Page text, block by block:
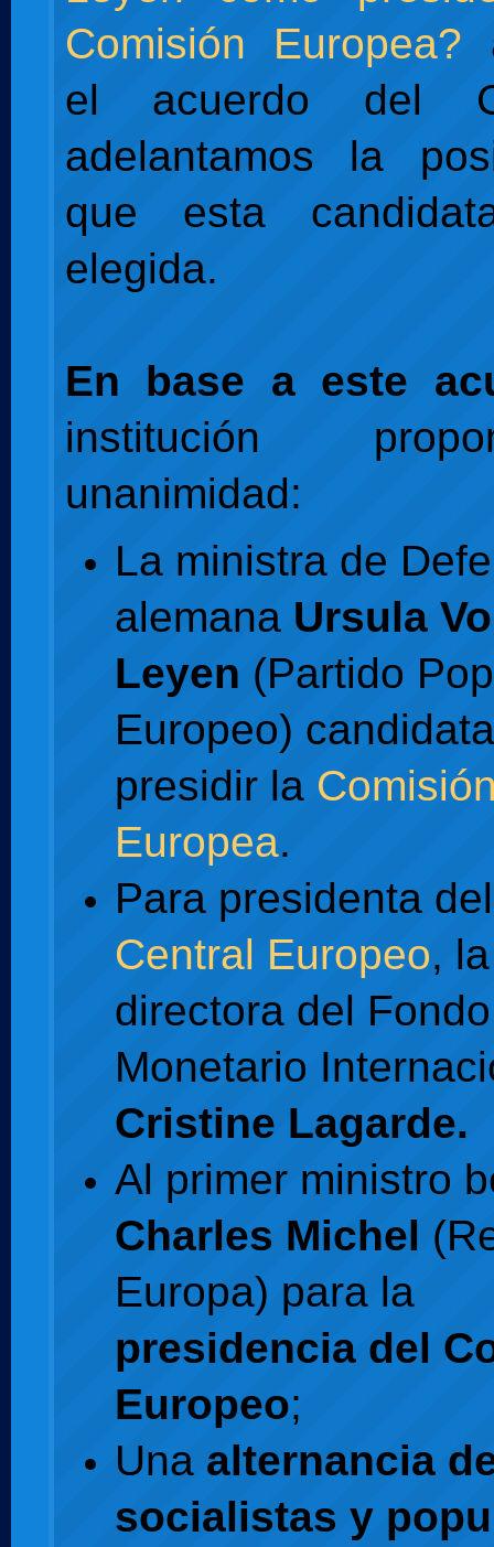
Comisión Europea?
el acuerdo del
adelantamos la
que esta
elegida.
En base a este
institución
unanimidad:
La ministra de
alemana Ursula
Leyen (Partido
Europeo)
presidir la
Europea.
Para presidenta
Central Europeo, la
directora del Fondo
Monetario
Cristine Lagarde.
Al primer ministro
Charles Michel
Europa) para la
presidencia del
Europeo;
Una alternancia
socialistas y